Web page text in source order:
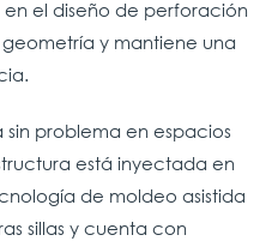
el diseño de perforación
y mantiene una
sin problema en espacios
está inyectada en
de moldeo asistida
sillas y cuenta con